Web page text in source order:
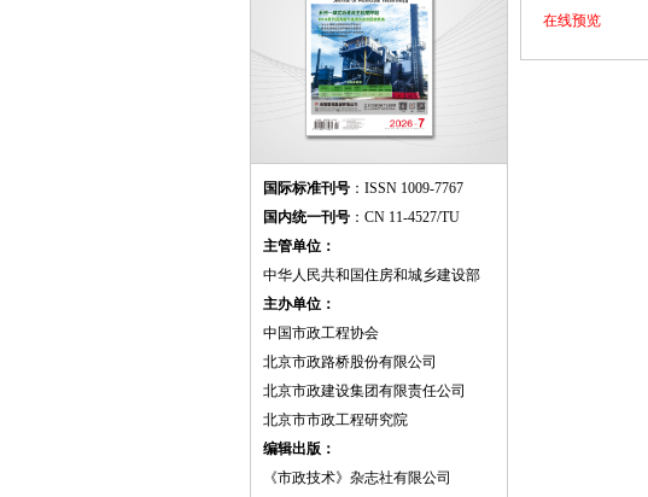
国际标准刊号 ：ISSN 1009-7767
国内统一刊号 ：CN 11-4527/TU
主管单位：
中华人民共和国住房和城乡建设部
主办单位：
中国市政工程协会
北京市政路桥股份有限公司
北京市政建设集团有限责任公司
北京市市政工程研究院
编辑出版：
《市政技术》杂志社有限公司
在线预览